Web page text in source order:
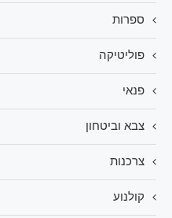
ספרות
פוליטיקה
פנאי
צבא וביטחון
צרכנות
קולנוע